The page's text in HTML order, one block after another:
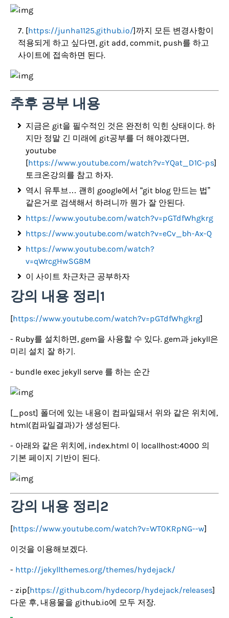
[https://junha1125.github.io/]까지 모든 변경사항이
적용되게 하고 싶다면, git add, commit, push를 하고
사이트에 접속하면 된다.
추후 공부 내용
지금은 git을 필수적인 것은 완전히 익힌 상태이다. 하
지만 정말 긴 미래에 git공부를 더 해야겠다면,
youtube
[https://www.youtube.com/watch?v=YQat_D1C-ps]
토크온강의를 참고 하자.
역시 유투브… 괜히 google에서 “git blog 만드는 법”
같은거로 검색해서 하려니까 뭔가 잘 안된다.
https://www.youtube.com/watch?v=pGTdfWhgkrg
https://www.youtube.com/watch?v=eCv_bh-Ax-Q
https://www.youtube.com/watch?
v=qWrcgHwSG8M
이 사이트 차근차근 공부하자
강의 내용 정리1
[https://www.youtube.com/watch?v=pGTdfWhgkrg]
- Ruby를 설치하면, gem을 사용할 수 있다. gem과 jekyll은
미리 설치 잘 하기.
- bundle exec jekyll serve 를 하는 순간
[_post] 폴더에 있는 내용이 컴파일돼서 위와 같은 위치에,
html(컴파일결과)가 생성된다.
- 아래와 같은 위치에, index.html 이 locallhost:4000 의
기본 페이지 기반이 된다.
강의 내용 정리2
[https://www.youtube.com/watch?v=WT0KRpNG--w]
이것을 이용해보겠다.
- http://jekyllthemes.org/themes/hydejack/
- zip[https://github.com/hydecorp/hydejack/releases]
다운 후, 내용물을 github.io에 모두 저장.